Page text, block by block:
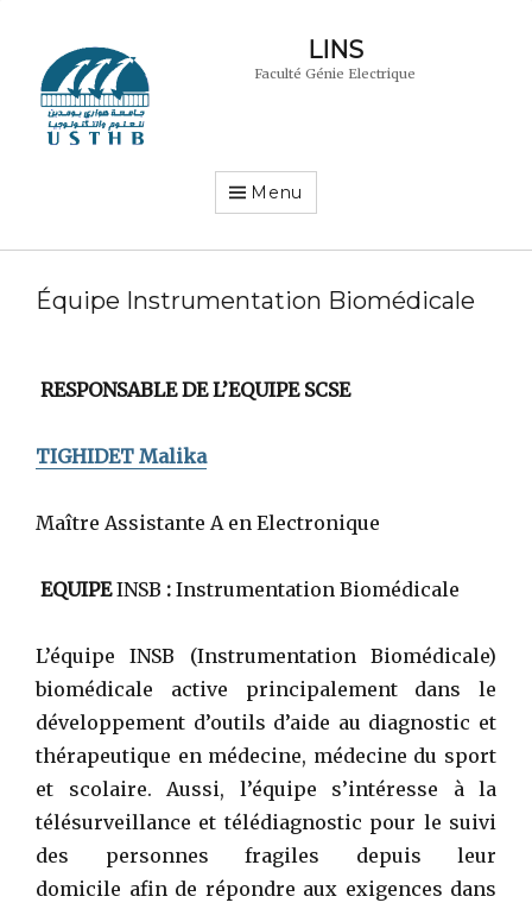
LINS
Faculté Génie Electrique
Menu
Équipe Instrumentation Biomédicale
RESPONSABLE DE L’EQUIPE SCSE
TIGHIDET Malika
Maître Assistante A en Electronique
EQUIPEINSB : Instrumentation Biomédicale
L’équipe INSB (Instrumentation Biomédicale)
biomédicale active principalement dans le
développement d’outils d’aide au diagnostic et
thérapeutique en médecine, médecine du sport
et scolaire. Aussi, l’équipe s’intéresse à la
télésurveillance et télédiagnostic pour le suivi
des personnes fragiles depuis leur
domicile afin de répondre aux exigences dans